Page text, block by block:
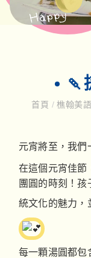
🍡
首頁 / 樵翰美
元宵將至，我們
在這個元宵佳節
團圓的時刻！
統文化的魅力，
每一顆湯圓都包